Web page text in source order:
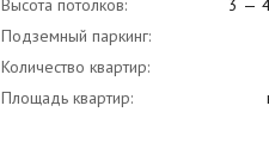
Высота потолков:
3 —
Подземный паркинг:
Количество квартир:
Площадь квартир: